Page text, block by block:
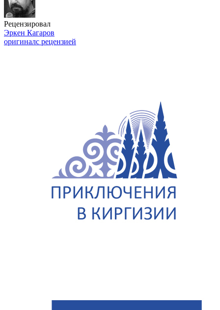
Рецензировал
Эркен Кагаров
оригиналс рецензией